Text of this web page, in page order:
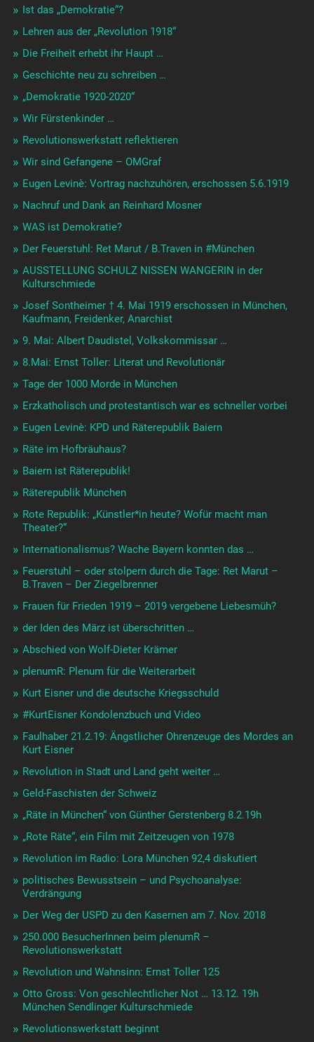
Ist das „Demokratie“?
Lehren aus der „Revolution 1918“
Die Freiheit erhebt ihr Haupt …
Geschichte neu zu schreiben …
„Demokratie 1920-2020“
Wir Fürstenkinder …
Revolutionswerkstatt reflektieren
Wir sind Gefangene – OMGraf
Eugen Levinè: Vortrag nachzuhören, erschossen 5.6.1919
Nachruf und Dank an Reinhard Mosner
WAS ist Demokratie?
Der Feuerstuhl: Ret Marut / B.Traven in #München
AUSSTELLUNG SCHULZ NISSEN WANGERIN in der
Kulturschmiede
Josef Sontheimer † 4. Mai 1919 erschossen in München,
Kaufmann, Freidenker, Anarchist
9. Mai: Albert Daudistel, Volkskommissar …
8.Mai: Ernst Toller: Literat und Revolutionär
Tage der 1000 Morde in München
Erzkatholisch und protestantisch war es schneller vorbei
Eugen Levinè: KPD und Räterepublik Baiern
Räte im Hofbräuhaus?
Baiern ist Räterepublik!
Räterepublik München
Rote Republik: „Künstler*in heute? Wofür macht man
Theater?“
Internationalismus? Wache Bayern konnten das …
Feuerstuhl – oder stolpern durch die Tage: Ret Marut –
B.Traven – Der Ziegelbrenner
Frauen für Frieden 1919 – 2019 vergebene Liebesmüh?
der Iden des März ist überschritten …
Abschied von Wolf-Dieter Krämer
plenumR: Plenum für die Weiterarbeit
Kurt Eisner und die deutsche Kriegsschuld
#KurtEisner Kondolenzbuch und Video
Faulhaber 21.2.19: Ängstlicher Ohrenzeuge des Mordes an
Kurt Eisner
Revolution in Stadt und Land geht weiter …
Geld-Faschisten der Schweiz
„Räte in München“ von Günther Gerstenberg 8.2.19h
„Rote Räte“, ein Film mit Zeitzeugen von 1978
Revolution im Radio: Lora München 92,4 diskutiert
politisches Bewusstsein – und Psychoanalyse:
Verdrängung
Der Weg der USPD zu den Kasernen am 7. Nov. 2018
250.000 BesucherInnen beim plenumR –
Revolutionswerkstatt
Revolution und Wahnsinn: Ernst Toller 125
Otto Gross: Von geschlechtlicher Not … 13.12. 19h
München Sendlinger Kulturschmiede
Revolutionswerkstatt beginnt